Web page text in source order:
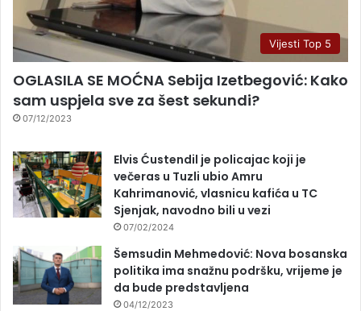
Vijesti Top 5
OGLASILA SE MOĆNA Sebija Izetbegović: Kako
sam uspjela sve za šest sekundi?
07/12/2023
Elvis Ćustendil je policajac koji je
večeras u Tuzli ubio Amru
Kahrimanović, vlasnicu kafića u TC
Sjenjak, navodno bili u vezi
07/02/2024
Šemsudin Mehmedović: Nova bosanska
politika ima snažnu podršku, vrijeme je
da bude predstavljena
04/12/2023